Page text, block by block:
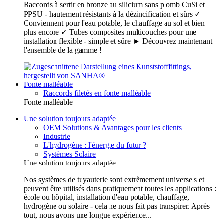
Raccords à sertir en bronze au silicium sans plomb CuSi et
PPSU - hautement résistants à la dézincification et sûrs ✓
Conviennent pour l'eau potable, le chauffage au sol et bien
plus encore ✓ Tubes composites multicouches pour une
installation flexible - simple et sûre ► Découvrez maintenant
l'ensemble de la gamme !
Fonte malléable
Raccords filetés en fonte malléable
Fonte malléable
Une solution toujours adaptée
OEM Solutions & Avantages pour les clients
Industrie
L'hydrogène : l'énergie du futur ?
Systèmes Solaire
Une solution toujours adaptée
Nos systèmes de tuyauterie sont extrêmement universels et
peuvent être utilisés dans pratiquement toutes les applications :
école ou hôpital, installation d'eau potable, chauffage,
hydrogène ou solaire - cela ne nous fait pas transpirer. Après
tout, nous avons une longue expérience...